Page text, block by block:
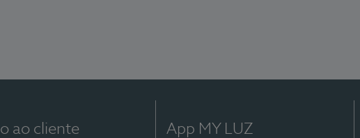
ao cliente App MY LUZ